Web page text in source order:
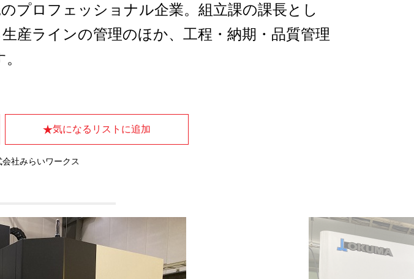
プロフェッショナル企業。組立課の課長とし
産ラインの管理のほか、工程・納期・品質管理
気になるリストに追加
社みらいワークス